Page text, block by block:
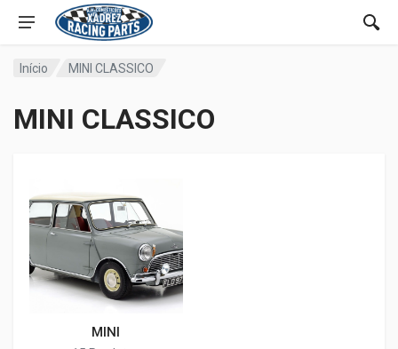
Início MINI CLASSICO
MINI CLASSICO
MINI